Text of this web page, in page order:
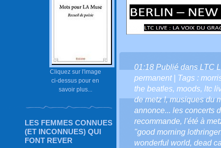
Cliquez sur l'image
ci-dessus pour en
savoir plus...
LES FEMMES CONNUES
(ET INCONNUES) QUI
FONT REVER
01:18 Publié dans LTC
permanent| Tags :
the beatles, moods, ltc
de metz !,musiques du
annonce... les concerts
recommande, l'été à
"good morning
wonderful world, dead